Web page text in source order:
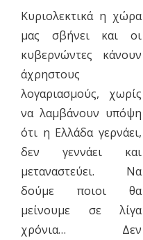
Κυριολεκτικά η χώρα
μας σβήνει και οι
κυβερνώντες κάνουν
άχρηστους
λογαριασμούς, χωρίς
να λαμβάνουν υπόψη
ότι η Ελλάδα γερνάει,
δεν γεννάει και
μεταναστεύει. Να
δούμε ποιοι θα
μείνουμε σε λίγα
χρόνια… Δεν